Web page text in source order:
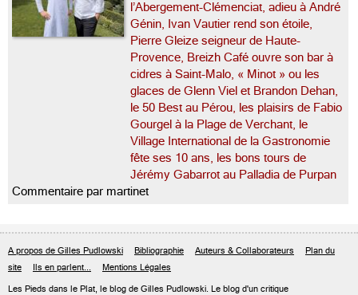
l’Abergement-Clémenciat, adieu à André
Génin, Ivan Vautier rend son étoile,
Pierre Gleize seigneur de Haute-
Provence, Breizh Café ouvre son bar à
cidres à Saint-Malo, « Minot » ou les
glaces de Glenn Viel et Brandon Dehan,
le 50 Best au Pérou, les plaisirs de Fabio
Gourgel à la Plage de Verchant, le
Village International de la Gastronomie
fête ses 10 ans, les bons tours de
Jérémy Gabarrot au Palladia de Purpan
Commentaire par martinet
A propos de Gilles Pudlowski Bibliographie Auteurs & Collaborateurs
Plan du
site
Ils en parlent... Mentions Légales
Les Pieds dans le Plat, le blog de Gilles Pudlowski. Le blog d'un critique